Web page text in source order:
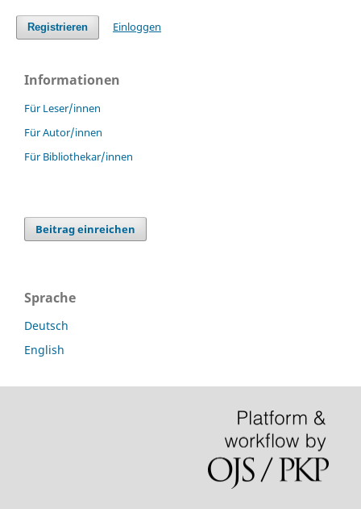
Registrieren Einloggen
Informationen
Für Leser/innen
Für Autor/innen
Für Bibliothekar/innen
Beitrag einreichen
Sprache
Deutsch
English